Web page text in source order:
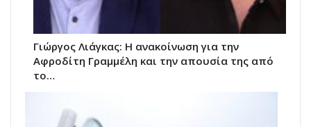
Γιώργος Λιάγκας: Η ανακοίνωση για την
Αφροδίτη Γραμμέλη και την απουσία της από
το…